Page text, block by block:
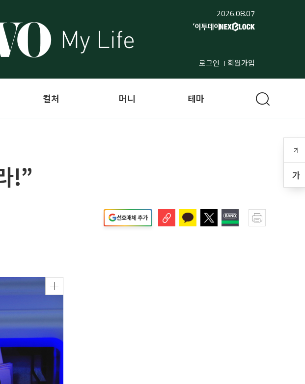
2026.08.07
로그인 회원가입
가
가
컬처 머니 테마
!”
선호매체 추가